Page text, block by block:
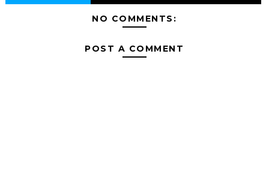
NO COMMENTS:
POST A COMMENT